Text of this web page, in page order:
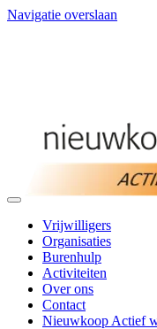
Navigatie overslaan
Vrijwilligers
Organisaties
Burenhulp
Activiteiten
Over ons
Contact
Nieuwkoop Actief